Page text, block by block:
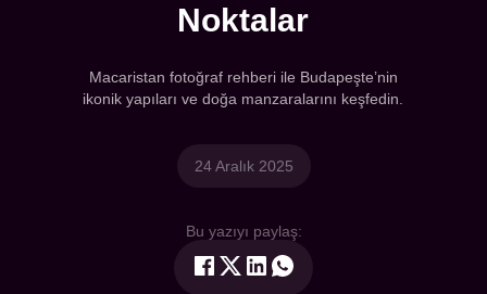
Noktalar
Macaristan fotoğraf rehberi ile Budapeşte’nin
ikonik yapıları ve doğa manzaralarını keşfedin.
24 Aralık 2025
Bu yazıyı paylaş: